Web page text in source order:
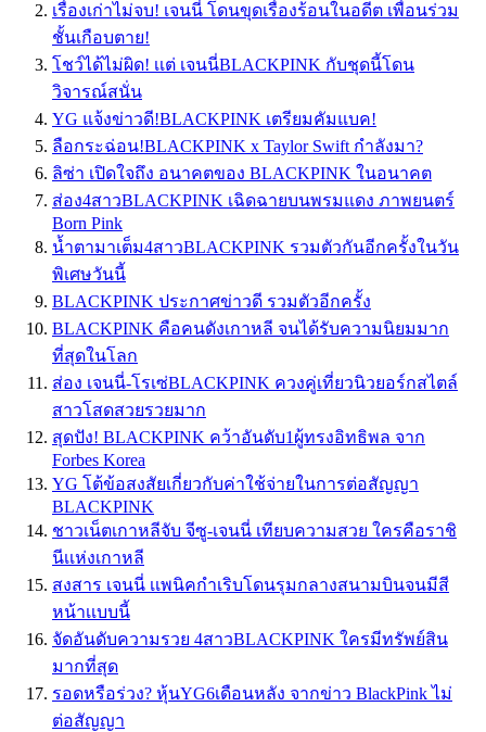
เรื่องเก่าไม่จบ! เจนนี่ โดนขุดเรื่องร้อนในอดีต เพื่อนร่วม
ชั้นเกือบตาย!
โชว์ได้ไม่ผิด! เเต่ เจนนี่BLACKPINK กับชุดนี้โดน
วิจารณ์สนั่น
YG แจ้งข่าวดี!BLACKPINK เตรียมคัมแบค!
ลือกระฉ่อน!BLACKPINK x Taylor Swift กำลังมา?
ลิซ่า เปิดใจถึง อนาคตของ BLACKPINK ในอนาคต
ส่อง4สาวBLACKPINK เฉิดฉายบนพรมแดง ภาพยนตร์
Born Pink
น้ำตามาเต็ม4สาวBLACKPINK รวมตัวกันอีกครั้งในวัน
พิเศษวันนี้
BLACKPINK ประกาศข่าวดี รวมตัวอีกครั้ง
BLACKPINK คือคนดังเกาหลี จนได้รับความนิยมมาก
ที่สุดในโลก
ส่อง เจนนี่-โรเซ่BLACKPINK ควงคู่เที่ยวนิวยอร์กสไตล์
สาวโสดสวยรวยมาก
สุดปัง! BLACKPINK คว้าอันดับ1ผู้ทรงอิทธิพล จาก
Forbes Korea
YG โต้ข้อสงสัยเกี่ยวกับค่าใช้จ่ายในการต่อสัญญา
BLACKPINK
ชาวเน็ตเกาหลีจับ จีซู-เจนนี่ เทียบความสวย ใครคือราชิ
นีเเห่งเกาหลี
สงสาร เจนนี่ เเพนิคกำเริบโดนรุมกลางสนามบินจนมีสี
หน้าเเบบนี้
จัดอันดับความรวย 4สาวBLACKPINK ใครมีทรัพย์สิน
มากที่สุด
รอดหรือร่วง? หุ้นYG6เดือนหลัง จากข่าว BlackPink ไม่
ต่อสัญญา